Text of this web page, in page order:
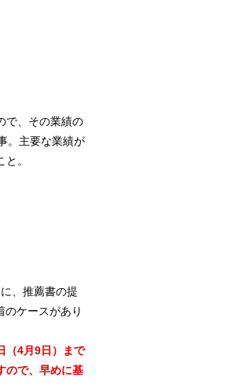
で、その業績の
。主要な業績が
。
、推薦書の提
ケースがあり
（4月9日）まで
ので、早めに基